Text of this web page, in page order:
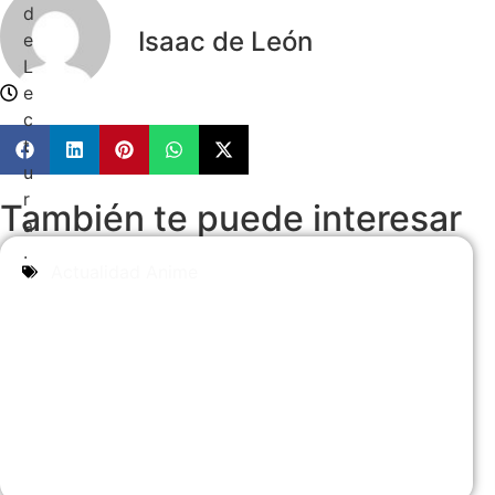
d
e
L
e
c
t
u
r
a
.
Isaac de León
También te puede interesar